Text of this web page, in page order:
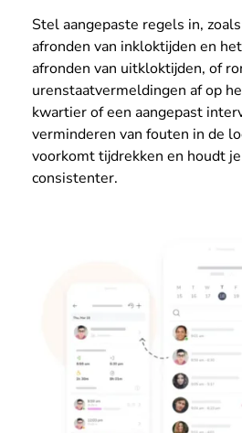
Stel aangepaste regels in,
afronden van inkloktijden en
afronden van uitkloktijden, of
urenstaatvermeldingen af op
kwartier of een aangepast
verminderen van fouten in de
voorkomt tijdrekken en houdt
consistenter.